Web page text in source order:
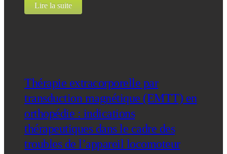
Lire la suite
Thérapie extracorporelle par
transduction magnétique (EMTT) en
orthopédie : indications
thérapeutiques dans le cadre des
troubles de l’appareil locomoteur